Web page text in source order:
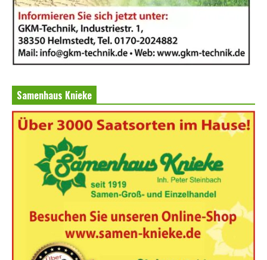
Samenhaus Knieke